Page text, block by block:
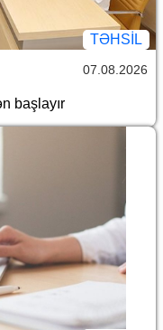
TƏHSIL
07.08.2026
başlayır